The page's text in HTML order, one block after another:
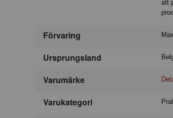
att
Förvaring
Ursprungsland
Varumärke
Varukategori